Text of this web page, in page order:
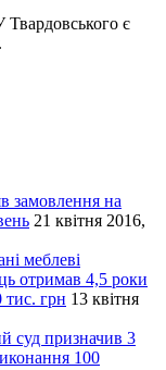
Твардовського є
замовлення на
21 квітня 2016,
меблеві
отримав 4,5 роки
тис. грн 13 квітня
суд призначив 3
100